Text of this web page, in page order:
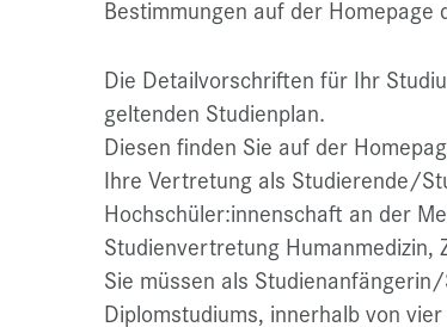
Bestimmungen auf der
Die Detailvorschriften für Ihr
geltenden Studienplan.
Diesen finden Sie auf der
Ihre Vertretung als Studierende/
Hochschüler:innenschaft an der
Studienvertretung Humanmedizin,
Sie müssen als
Diplomstudiums, innerhalb von